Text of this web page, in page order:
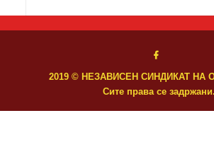
2019 © НЕЗАВИСЕН СИНДИКАТ НА
Сите права се задржани.